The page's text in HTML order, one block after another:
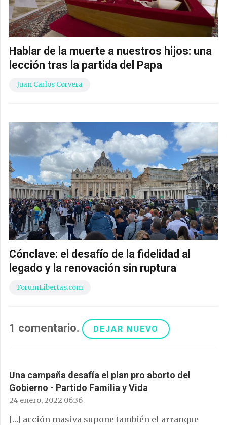
Hablar de la muerte a nuestros hijos: una
lección tras la partida del Papa
Juan Carlos Corvera
Cónclave: el desafío de la fidelidad al
legado y la renovación sin ruptura
ForumLibertas.com
1 comentario. DEJAR NUEVO
Una campaña desafía el plan pro aborto del
Gobierno - Partido Familia y Vida
24 enero, 2022 06:36
[…] acción masiva supone también el arranque